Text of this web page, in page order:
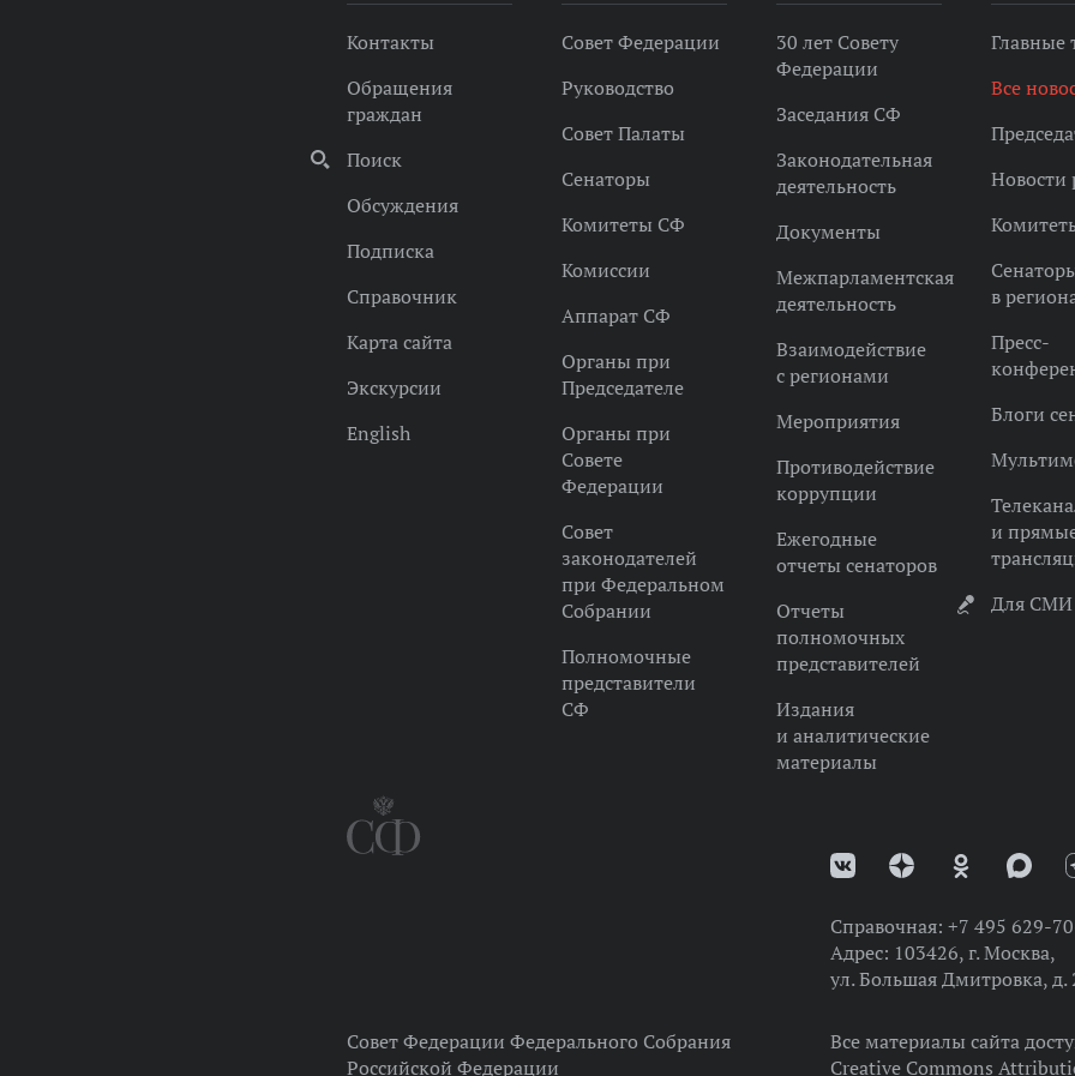
Контакты
Обращения
граждан
Поиск
Обсуждения
Подписка
Справочник
Карта сайта
Экскурсии
English
Совет Федерации
Руководство
Совет Палаты
Сенаторы
Комитеты СФ
Комиссии
Аппарат СФ
Органы при
Председателе
Органы при
Совете
Федерации
Совет
законодателей
при Федеральном
Собрании
Полномочные
представители
СФ
30 лет Совету
Федерации
Заседания СФ
Законодательная
деятельность
Документы
Межпарламентская
деятельность
Взаимодействие
с регионами
Мероприятия
Противодействие
коррупции
Ежегодные
отчеты сенаторов
Отчеты
полномочных
представителей
Издания
и аналитические
материалы
Главные
Все
Новости
в
Пресс-
Блоги
и
Для СМИ
Справочная: +7 495 629-
Адрес: 103426, г. Москва,
ул. Большая Дмитровка, д.
Совет Федерации Федерального Собрания
Российской Федерации
Все материалы сайта
Creative Commons